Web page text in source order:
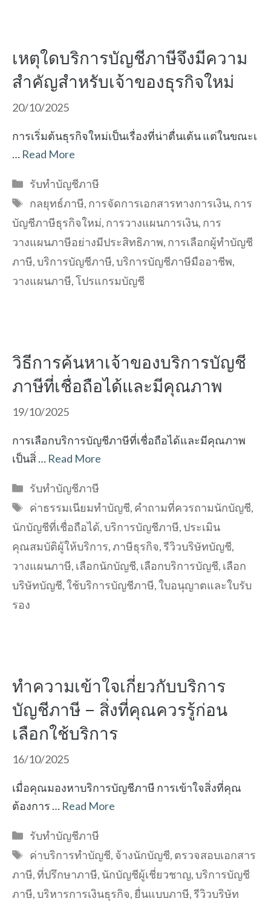
เหตุใดบริการบัญชีภาษีจึงมีความ
สำคัญสำหรับเจ้าของธุรกิจใหม่
20/10/2025
การเริ่มต้นธุรกิจใหม่เป็นเรื่องที่น่าตื่นเต้น แต่ในขณะเ
… Read More
Categories
รับทำบัญชีภาษี
Tags
กลยุทธ์ภาษี, การจัดการเอกสารทางการเงิน, การ
บัญชีภาษีธุรกิจใหม่, การวางแผนการเงิน, การ
วางแผนภาษีอย่างมีประสิทธิภาพ, การเลือกผู้ทำบัญชี
ภาษี,บริการบัญชีภาษี,บริการบัญชีภาษีมืออาชีพ,
วางแผนภาษี,โปรแกรมบัญชี
วิธีการค้นหาเจ้าของบริการบัญชี
ภาษีที่เชื่อถือได้และมีคุณภาพ
19/10/2025
การเลือกบริการบัญชีภาษีที่เชื่อถือได้และมีคุณภาพ
เป็นสิ่ … Read More
Categories
รับทำบัญชีภาษี
Tags
ค่าธรรมเนียมทำบัญชี, คำถามที่ควรถามนักบัญชี,
นักบัญชีที่เชื่อถือได้,บริการบัญชีภาษี, ประเมิน
คุณสมบัติผู้ให้บริการ,ภาษีธุรกิจ,รีวิวบริษัทบัญชี,
วางแผนภาษี, เลือกนักบัญชี, เลือกบริการบัญชี, เลือก
บริษัทบัญชี,ใช้บริการบัญชีภาษี,ใบอนุญาตและใบรับ
รอง
ทำความเข้าใจเกี่ยวกับบริการ
บัญชีภาษี – สิ่งที่คุณควรรู้ก่อน
เลือกใช้บริการ
16/10/2025
เมื่อคุณมองหาบริการบัญชีภาษี การเข้าใจสิ่งที่คุณ
ต้องการ … Read More
Categories
รับทำบัญชีภาษี
Tags
ค่าบริการทำบัญชี, จ้างนักบัญชี, ตรวจสอบเอกสาร
ภาษี,ที่ปรึกษาภาษี, นักบัญชีผู้เชี่ยวชาญ,บริการบัญชี
ภาษี,บริหารการเงินธุรกิจ, ยื่นแบบภาษี,รีวิวบริษัท